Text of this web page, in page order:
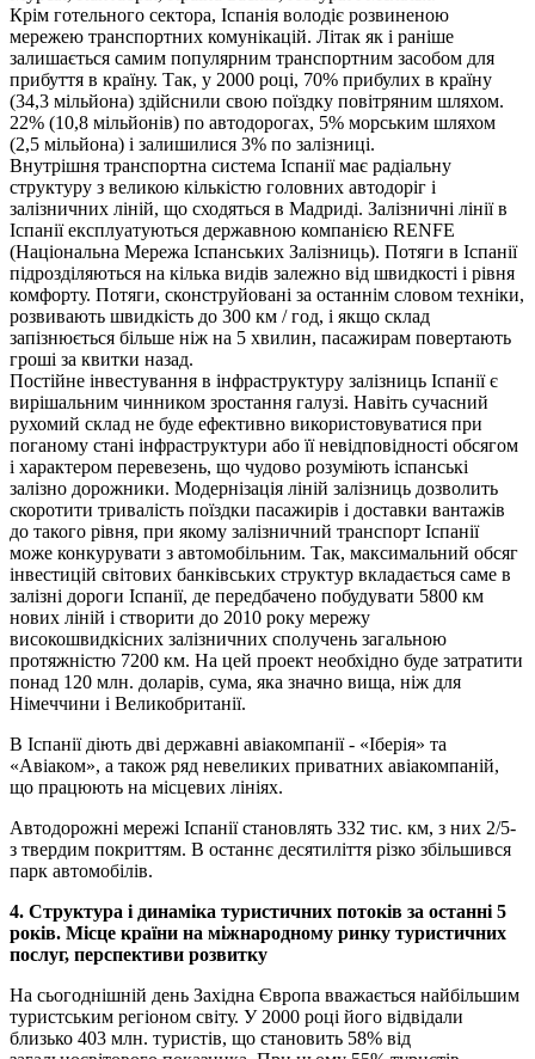
Крім готельного сектора, Іспанія володіє розвиненою
мережею транспортних комунікацій. Літак як і раніше
залишається самим популярним транспортним засобом для
прибуття в країну. Так, у 2000 році, 70% прибулих в країну
(34,3 мільйона) здійснили свою поїздку повітряним шляхом.
22% (10,8 мільйонів) по автодорогах, 5% морським шляхом
(2,5 мільйона) і залишилися 3% по залізниці.
Внутрішня транспортна система Іспанії має радіальну
структуру з великою кількістю головних автодоріг і
залізничних ліній, що сходяться в Мадриді. Залізничні лінії в
Іспанії експлуатуються державною компанією RENFE
(Національна Мережа Іспанських Залізниць). Потяги в Іспанії
підрозділяються на кілька видів залежно від швидкості і рівня
комфорту. Потяги, сконструйовані за останнім словом техніки,
розвивають швидкість до 300 км / год, і якщо склад
запізнюється більше ніж на 5 хвилин, пасажирам повертають
гроші за квитки назад.
Постійне інвестування в інфраструктуру залізниць Іспанії є
вирішальним чинником зростання галузі. Навіть сучасний
рухомий склад не буде ефективно використовуватися при
поганому стані інфраструктури або її невідповідності обсягом
і характером перевезень, що чудово розуміють іспанські
залізно дорожники. Модернізація ліній залізниць дозволить
скоротити тривалість поїздки пасажирів і доставки вантажів
до такого рівня, при якому залізничний транспорт Іспанії
може конкурувати з автомобільним. Так, максимальний обсяг
інвестицій світових банківських структур вкладається саме в
залізні дороги Іспанії, де передбачено побудувати 5800 км
нових ліній і створити до 2010 року мережу
високошвидкісних залізничних сполучень загальною
протяжністю 7200 км. На цей проект необхідно буде затратити
понад 120 млн. доларів, сума, яка значно вища, ніж для
Німеччини і Великобританії.
В Іспанії діють дві державні авіакомпанії - «Іберія» та
«Авіаком», а також ряд невеликих приватних авіакомпаній,
що працюють на місцевих лініях.
Автодорожні мережі Іспанії становлять 332 тис. км, з них 2/5-
з твердим покриттям. В останнє десятиліття різко збільшився
парк автомобілів.
4. Структура і динаміка туристичних потоків за останні 5
років. Місце країни на міжнародному ринку туристичних
послуг, перспективи розвитку
На сьогоднішній день Західна Європа вважається найбільшим
туристським регіоном світу. У 2000 році його відвідали
близько 403 млн. туристів, що становить 58% від